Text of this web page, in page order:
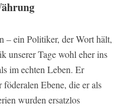
– ein Politiker, der Wort hält,
unserer Tage wohl eher ins
im echten Leben. Er
föderalen Ebene, die er als
wurden ersatzlos